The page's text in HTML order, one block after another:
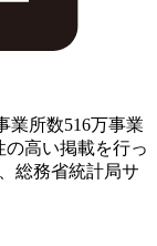
業所数516万事業
の高い掲載を行っ
総務省統計局サ